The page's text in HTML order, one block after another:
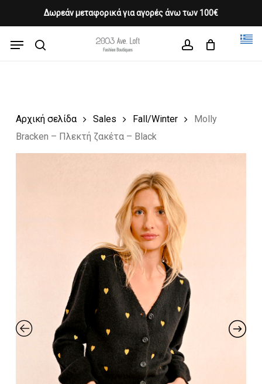
Δωρεάν μεταφορικά για αγορές άνω των 100€
content
Menu
Cart CLOSE
CART
Αρχική σελίδα Sales Fall/Winter
Molly
Bracken – Πλεκτή ζακέτα – Black
Close